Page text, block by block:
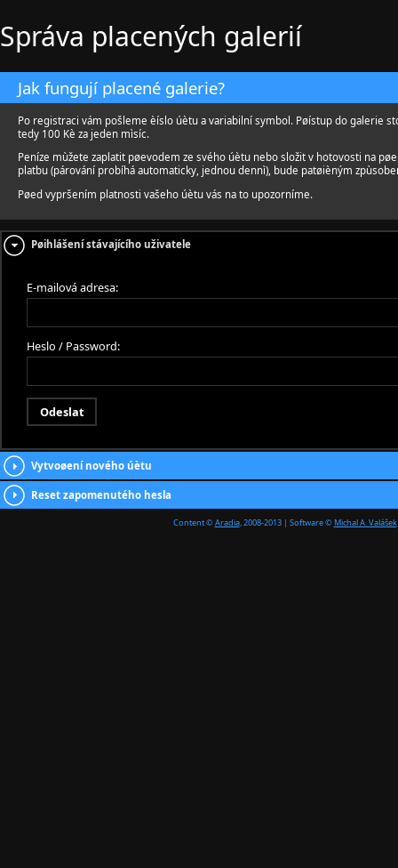
Správa placených galerií
Jak fungují placené galerie?
Po registraci vám pošleme èíslo úètu a variabilní symbol. Pøístup do galerie
tedy 100 Kè za jeden mìsíc.
Peníze mùžete zaplatit pøevodem ze svého úètu nebo složit v hotovosti na
platbu (párování probíhá automaticky, jednou dennì), bude patøièným
Pøed vypršením platnosti vašeho úètu vás na to upozorníme.
Pøihlášení stávajícího uživatele
E-mailová adresa:
Heslo / Password:
Vytvoøení nového úètu
Reset zapomenutého hesla
Content ©Aradia, 2008-2013 | Software ©Michal A. Valášek